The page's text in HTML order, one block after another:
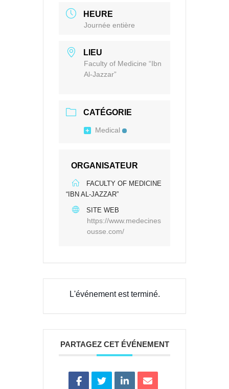
HEURE
Journée entière
LIEU
Faculty of Medicine “Ibn
Al-Jazzar”
CATÉGORIE
Medical
ORGANISATEUR
FACULTY OF MEDICINE
“IBN AL-JAZZAR”
SITE WEB
https://www.medecines
ousse.com/
L'événement est terminé.
PARTAGEZ CET ÉVÉNEMENT